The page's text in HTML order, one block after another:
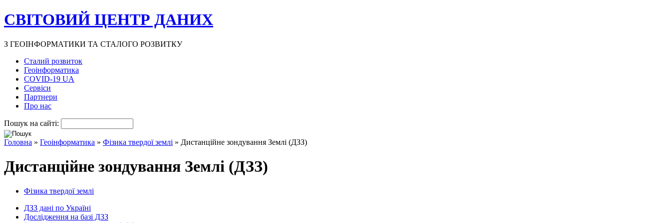
СВІТОВИЙ ЦЕНТР ДАНИХ
З ГЕОІНФОРМАТИКИ ТА СТАЛОГО РОЗВИТКУ
Сталий розвиток
Геоінформатика
COVID-19 UA
Сервіси
Партнери
Про нас
Пошук на сайті:
Головна » Геоінформатика » Фізика твердої землі » Дистанційне зондування Землі (ДЗЗ)
Дистанційне зондування Землі (ДЗЗ)
Фізика твердої землі
ДЗЗ дані по Україні
Дослідження на базі ДЗЗ